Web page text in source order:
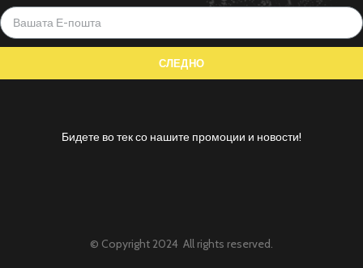
Бидете во тек со нашите промоции и новости!
© Copyright 2024 All rights reserved.